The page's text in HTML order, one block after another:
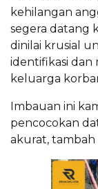
kehilangan
segera datang
dinilai krusial
identifikasi dan
keluarga
Imbauan ini
pencocokan
akurat, tambah